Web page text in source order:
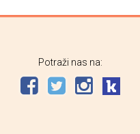
Potraži nas na: